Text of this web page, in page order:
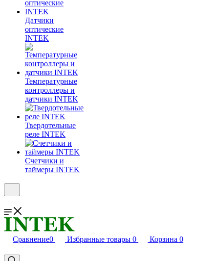
Датчики
оптические
INTEK
Температурные
контроллеры и
датчики INTEK
Твердотельные
реле INTEK
Счетчики и
таймеры INTEK
Сравнение0 Избранные товары 0 Корзина 0